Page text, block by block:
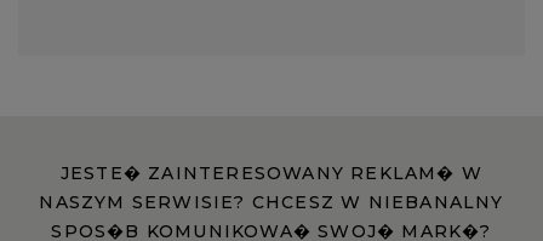
JESTE� ZAINTERESOWANY REKLAM� W
NASZYM SERWISIE? CHCESZ W NIEBANALNY
SPOS�B KOMUNIKOWA� SWOJ� MARK�?